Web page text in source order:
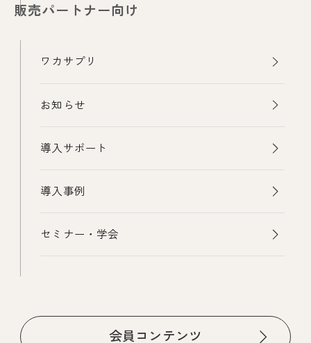
販売パートナー向け
ワカサプリ
お知らせ
導入サポート
導入事例
セミナー・学会
会員コンテンツ